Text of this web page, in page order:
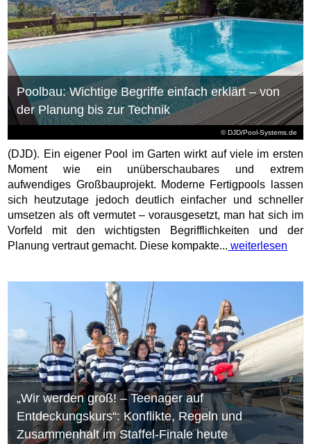
© DJD/Pool-Systems.de
Poolbau: Wichtige Begriffe einfach erklärt – von
der Planung bis zur Technik
(DJD). Ein eigener Pool im Garten wirkt auf viele im ersten
Moment wie ein unüberschaubares und extrem
aufwendiges Großbauprojekt. Moderne Fertigpools lassen
sich heutzutage jedoch deutlich einfacher und schneller
umsetzen als oft vermutet – vorausgesetzt, man hat sich im
Vorfeld mit den wichtigsten Begrifflichkeiten und der
Planung vertraut gemacht. Diese kompakte... weiterlesen
„Wir werden groß! – Teenager auf
Entdeckungskurs“: Konflikte, Regeln und
Zusammenhalt im Staffel-Finale heute